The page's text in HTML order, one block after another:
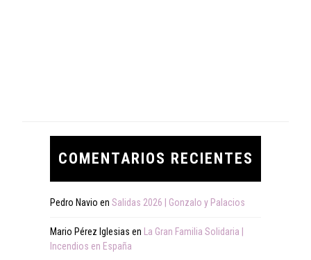
COMENTARIOS RECIENTES
Pedro Navio en Salidas 2026 | Gonzalo y Palacios
Mario Pérez Iglesias en
La Gran Familia Solidaria |
Incendios en España